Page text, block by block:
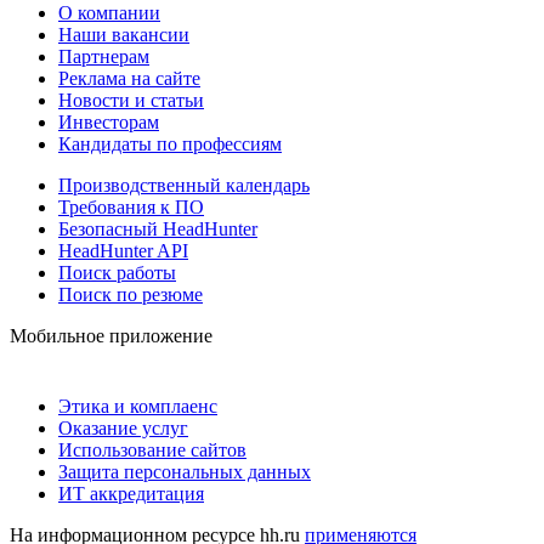
О компании
Наши вакансии
Партнерам
Реклама на сайте
Новости и статьи
Инвесторам
Кандидаты по профессиям
Производственный календарь
Требования к ПО
Безопасный HeadHunter
HeadHunter API
Поиск работы
Поиск по резюме
Мобильное приложение
Этика и комплаенс
Оказание услуг
Использование сайтов
Защита персональных данных
ИТ аккредитация
На информационном ресурсе hh.ru применяются